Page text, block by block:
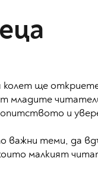
ще
младите
и
важни теми, да
малкият